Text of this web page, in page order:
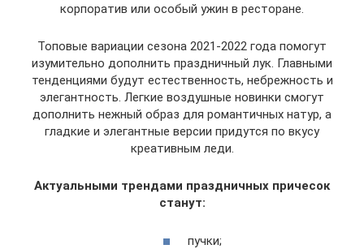
корпоратив или особый ужин в ресторане.
Топовые вариации сезона 2021-2022 года помогут
изумительно дополнить праздничный лук. Главными
тенденциями будут естественность, небрежность и
элегантность. Легкие воздушные новинки смогут
дополнить нежный образ для романтичных натур, а
гладкие и элегантные версии придутся по вкусу
креативным леди.
Актуальными трендами праздничных причесок
станут:
пучки;